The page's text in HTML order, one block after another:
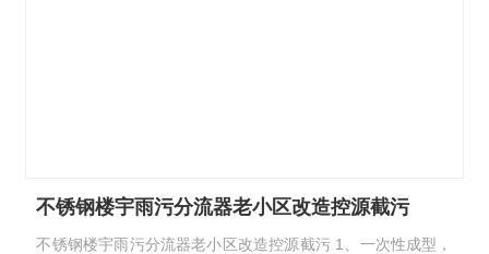
不锈钢楼宇雨污分流器老小区改造控源截污
不锈钢楼宇雨污分流器老小区改造控源截污 1、一次性成型，